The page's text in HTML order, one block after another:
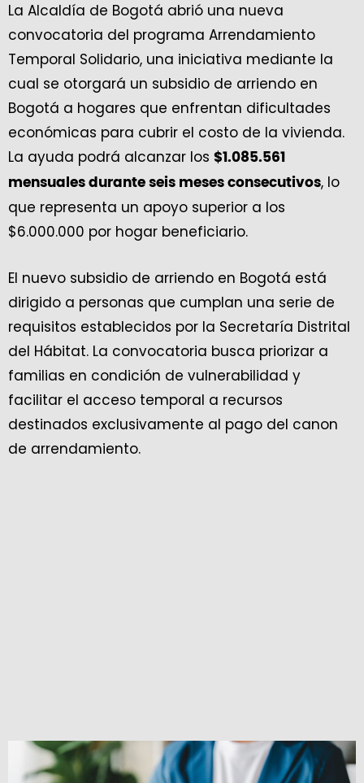
La Alcaldía de Bogotá abrió una nueva
convocatoria del programa Arrendamiento
Temporal Solidario, una iniciativa mediante la
cual se otorgará un subsidio de arriendo en
Bogotá a hogares que enfrentan dificultades
económicas para cubrir el costo de la vivienda.
La ayuda podrá alcanzar los $1.085.561
mensuales durante seis meses consecutivos, lo
que representa un apoyo superior a los
$6.000.000 por hogar beneficiario.
El nuevo subsidio de arriendo en Bogotá está
dirigido a personas que cumplan una serie de
requisitos establecidos por la Secretaría Distrital
del Hábitat. La convocatoria busca priorizar a
familias en condición de vulnerabilidad y
facilitar el acceso temporal a recursos
destinados exclusivamente al pago del canon
de arrendamiento.